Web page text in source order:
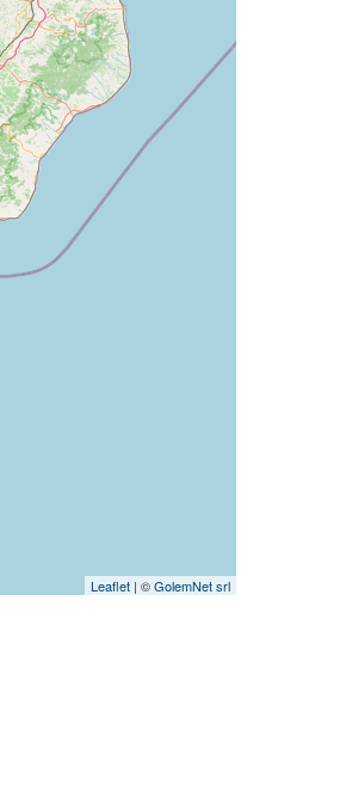
Leaflet | ©GolemNet srl